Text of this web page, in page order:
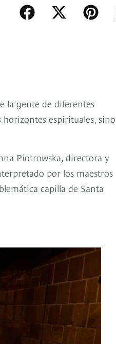
la gente de diferentes
espirituales, sino
Piotrowska, directora y
por los maestros
capilla de Santa